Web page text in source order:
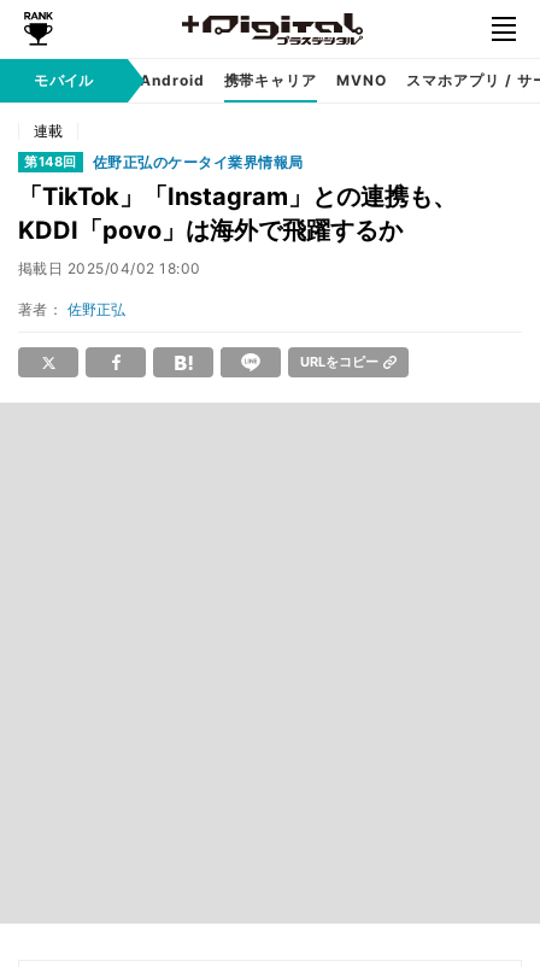
モバイル
iPhone Android 携帯キャリア MVNO スマホアプリ / サ
連載
第148回 佐野正弘のケータイ業界情報局
「TikTok」「Instagram」との連携も、
KDDI「povo」は海外で飛躍するか
掲載日 2025/04/02 18:00
著者： 佐野正弘
URLをコピー